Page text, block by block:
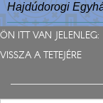
Hajdúdorogi
ÖN ITT VAN JELENLEG:
VISSZA A TETEJÉRE